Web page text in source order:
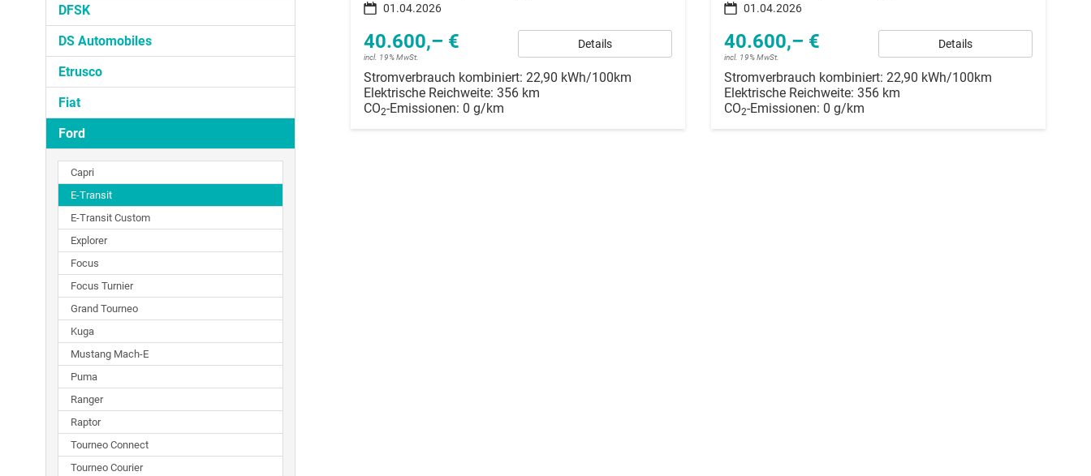
01.04.2026
40.600,– €
incl. 19% MwSt.
Details
Stromverbrauch kombiniert: 22,90 kWh/100km
Elektrische Reichweite: 356 km
CO2-Emissionen: 0 g/km
01.04.2026
40.600,– €
incl. 19% MwSt.
Details
Stromverbrauch kombiniert: 22,90 kWh/100km
Elektrische Reichweite: 356 km
CO2-Emissionen: 0 g/km
DFSK
DS Automobiles
Etrusco
Fiat
Ford
Capri
E-Transit
E-Transit Custom
Explorer
Focus
Focus Turnier
Grand Tourneo
Kuga
Mustang Mach-E
Puma
Ranger
Raptor
Tourneo Connect
Tourneo Courier